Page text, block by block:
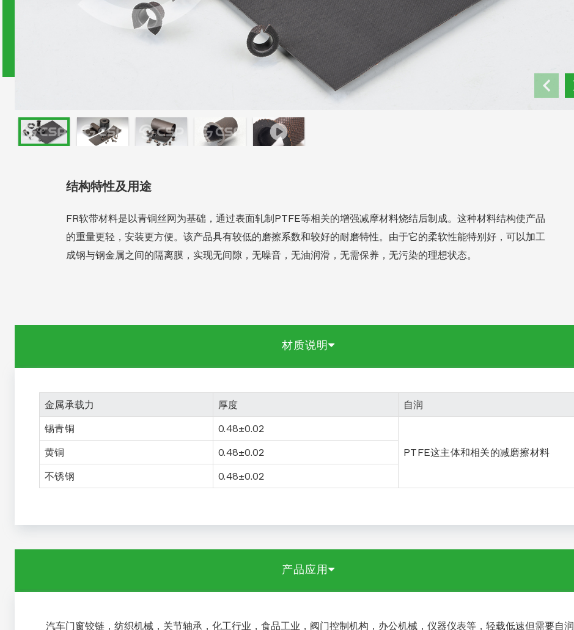
结构特性及用途
FR软带材料是以青铜丝网为基础，通过表面轧制PTFE等相关的增强减摩材料烧结后制成。这种材料结构使产品
的重量更轻，安装更方便。该产品具有较低的磨擦系数和较好的耐磨特性。由于它的柔软性能特别好，可以加工
成钢与钢金属之间的隔离膜，实现无间隙，无噪音，无油润滑，无需保养，无污染的理想状态。
材质说明
金属承载力 厚度
自润
锡青铜
0.48±0.02
PTFE这主体和相关的减磨擦材料
黄铜
0.48±0.02
不锈钢
0.48±0.02
产品应用
汽车门窗铰链，纺织机械，关节轴承，化工行业，食品工业，阀门控制机构，办公机械，仪器仪表等，轻载低速但需要自润